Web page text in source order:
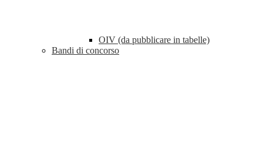
OIV (da pubblicare in tabelle)
Bandi di concorso